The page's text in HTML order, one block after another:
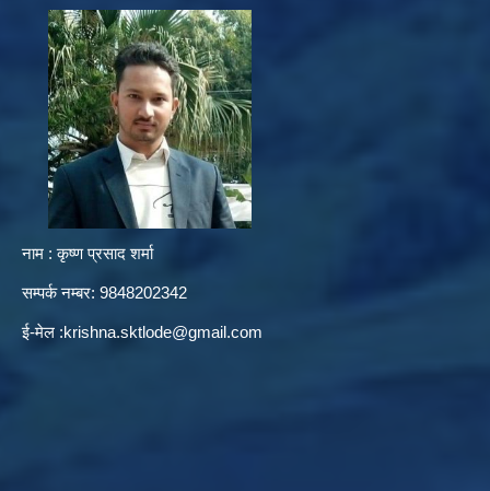
नाम : कृष्ण प्रसाद शर्मा
सम्पर्क नम्बर: 9848202342
ई-मेल :krishna.sktlode@gmail.com